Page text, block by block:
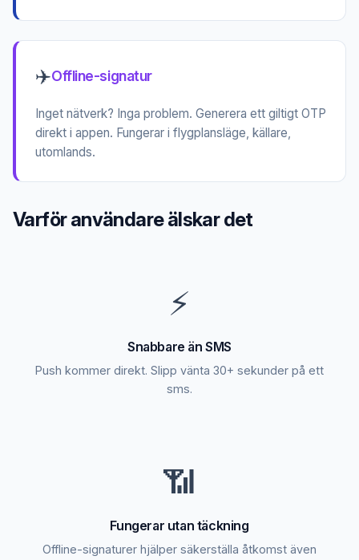
✈️Offline-signatur
Inget nätverk? Inga problem. Generera ett giltigt OTP
direkt i appen. Fungerar i flygplansläge, källare,
utomlands.
Varför användare älskar det
⚡
Snabbare än SMS
Push kommer direkt. Slipp vänta 30+ sekunder på ett
sms.
📶
Fungerar utan täckning
Offline-signaturer hjälper säkerställa åtkomst även